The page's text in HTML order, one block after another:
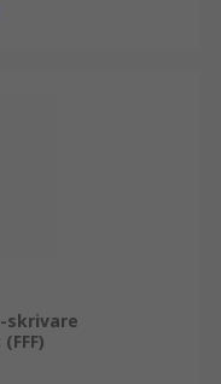
skrivare